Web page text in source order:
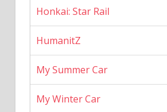
Honkai: Star Rail
HumanitZ
My Summer Car
My Winter Car